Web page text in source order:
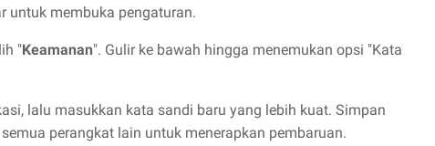
untuk membuka pengaturan.
"Keamanan". Gulir ke bawah hingga menemukan opsi "Kata
lalu masukkan kata sandi baru yang lebih kuat. Simpan
perangkat lain untuk menerapkan pembaruan.